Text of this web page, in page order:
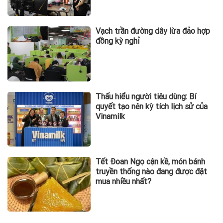
Vạch trần đường dây lừa đảo hợp
đồng kỳ nghỉ
Thấu hiểu người tiêu dùng: Bí
quyết tạo nên kỳ tích lịch sử của
Vinamilk
Tết Đoan Ngọ cận kề, món bánh
truyền thống nào đang được đặt
mua nhiều nhất?